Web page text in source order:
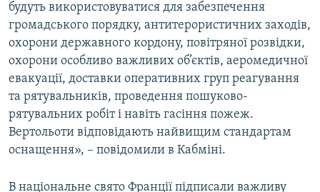
будуть використовуватися для забезпечення
громадського порядку, антитерористичних заходів,
охорони державного кордону, повітряної розвідки,
охорони особливо важливих об’єктів, аеромедичної
евакуації, доставки оперативних груп реагування
та рятувальників, проведення пошуково-
рятувальних робіт і навіть гасіння пожеж.
Вертольоти відповідають найвищим стандартам
оснащення», – повідомили в Кабміні.
В національне свято Франції підписали важливу